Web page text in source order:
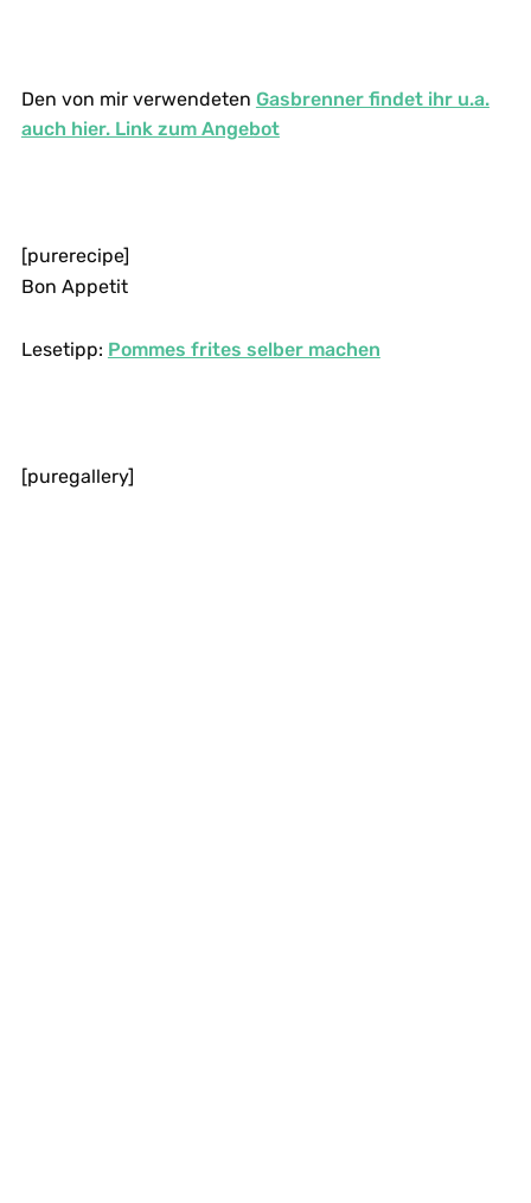
Den von mir verwendeten Gasbrenner findet ihr u.a.
auch hier. Link zum Angebot
[purerecipe]
Bon Appetit
Lesetipp: Pommes frites selber machen
[puregallery]